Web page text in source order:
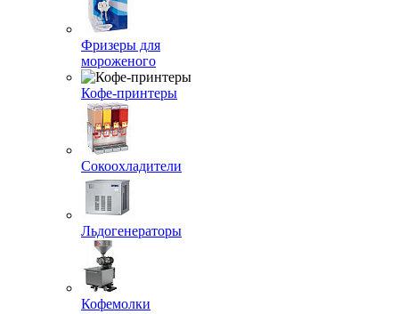
Фризеры для
мороженого
Кофе-принтеры
Сокоохладители
Льдогенераторы
Кофемолки